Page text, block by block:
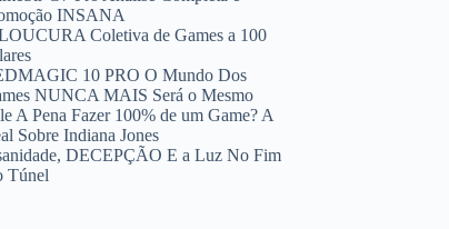
INSANA
Coletiva de Games a 100
10 PRO O Mundo Dos
NUNCA MAIS Será o Mesmo
A Pena Fazer 100% de um Game? A
Sobre Indiana Jones
DECEPÇÃO E a Luz No Fim
Túnel